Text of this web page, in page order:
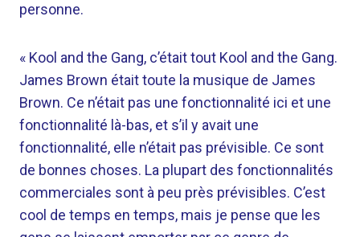
personne.
« Kool and the Gang, c’était tout Kool and the Gang.
James Brown était toute la musique de James
Brown. Ce n’était pas une fonctionnalité ici et une
fonctionnalité là-bas, et s’il y avait une
fonctionnalité, elle n’était pas prévisible. Ce sont
de bonnes choses. La plupart des fonctionnalités
commerciales sont à peu près prévisibles. C’est
cool de temps en temps, mais je pense que les